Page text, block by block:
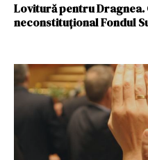
Lovitură pentru Dragnea.
neconstituțional Fondul